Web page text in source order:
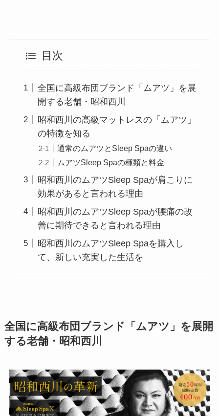
目次
全国に高級布団ブランド「ムアツ」を展
開する老舗・昭和西川
昭和西川の高級マットレスの「ムアツ」
の特徴を知る
通常のムアツとSleep Spaの違い
ムアツSleep Spaの種類と料金
昭和西川のムアツSleep Spaが肩こりに
効果があると言われる理由
昭和西川のムアツSleep Spaが腰痛の改
善に期待できると言われる理由
昭和西川のムアツSleep Spaを購入し
て、新しい充実した生活を
全国に高級布団ブランド「ムアツ」を展開
する老舗・昭和西川